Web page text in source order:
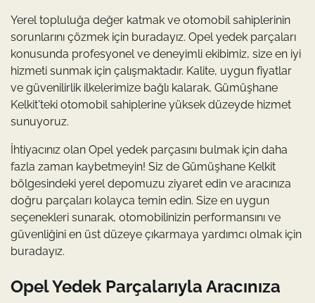
Yerel topluluğa değer katmak ve otomobil sahiplerinin
sorunlarını çözmek için buradayız. Opel yedek parçaları
konusunda profesyonel ve deneyimli ekibimiz, size en iyi
hizmeti sunmak için çalışmaktadır. Kalite, uygun fiyatlar
ve güvenilirlik ilkelerimize bağlı kalarak, Gümüşhane
Kelkit'teki otomobil sahiplerine yüksek düzeyde hizmet
sunuyoruz.
İhtiyacınız olan Opel yedek parçasını bulmak için daha
fazla zaman kaybetmeyin! Siz de Gümüşhane Kelkit
bölgesindeki yerel depomuzu ziyaret edin ve aracınıza
doğru parçaları kolayca temin edin. Size en uygun
seçenekleri sunarak, otomobilinizin performansını ve
güvenliğini en üst düzeye çıkarmaya yardımcı olmak için
buradayız.
Opel Yedek Parçalarıyla Aracınıza